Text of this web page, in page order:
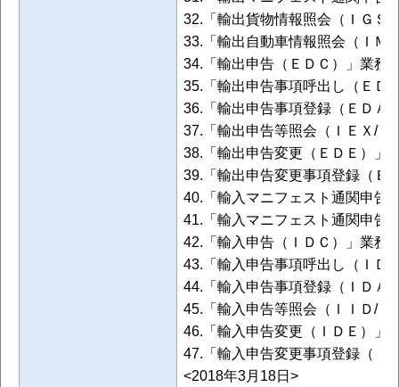
32.「輸出貨物情報照会（ＩＧＳ/
33.「輸出自動車情報照会（ＩＭ
34.「輸出申告（ＥＤＣ）」業務
35.「輸出申告事項呼出し（ＥＤ
36.「輸出申告事項登録（ＥＤＡ
37.「輸出申告等照会（ＩＥＸ/Ｉ
38.「輸出申告変更（ＥＤＥ）」
39.「輸出申告変更事項登録（Ｅ
40.「輸入マニフェスト通関申告
41.「輸入マニフェスト通関申告
42.「輸入申告（ＩＤＣ）」業務
43.「輸入申告事項呼出し（ＩＤ
44.「輸入申告事項登録（ＩＤＡ
45.「輸入申告等照会（ＩＩＤ/Ｉ
46.「輸入申告変更（ＩＤＥ）」
47.「輸入申告変更事項登録（Ｉ
<2018年3月18日>